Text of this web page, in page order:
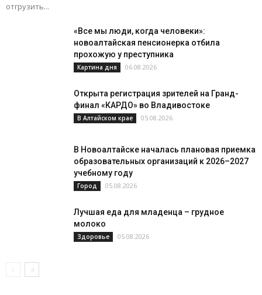
отгрузить...
«Все мы люди, когда человеки»:
новоалтайская пенсионерка отбила
прохожую у преступника
Картина дня 06.08.2026
Открыта регистрация зрителей на Гранд-
финал «КАРДО» во Владивостоке
В Алтайском крае 05.08.2026
В Новоалтайске началась плановая приемка
образовательных организаций к 2026–2027
учебному году
Город 05.08.2026
Лучшая еда для младенца – грудное
молоко
Здоровье 05.08.2026